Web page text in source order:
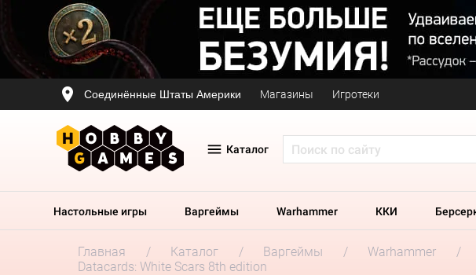
Соединённые Штаты Америки Магазины Игротеки
Каталог
Настольные игры Варгеймы Warhammer ККИ
Главная Каталог Варгеймы Warhammer
Datacards: White Scars 8th edition